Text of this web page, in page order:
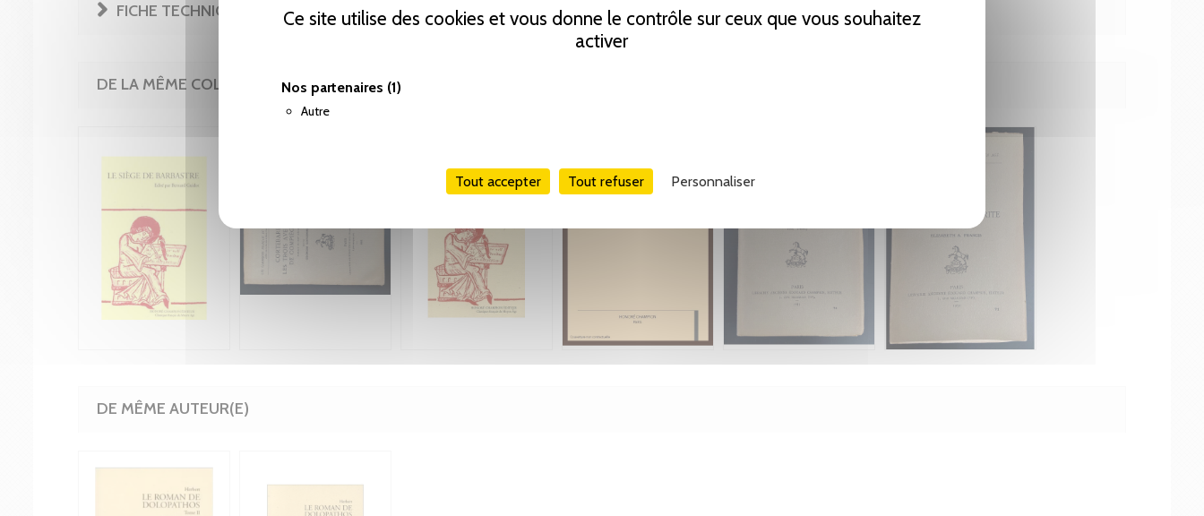
Ce site utilise des cookies et vous donne le contrôle sur ceux que vous souhaitez
activer
Nos partenaires (1)
Autre
Tout accepter Tout refuser Personnaliser
FICHE TECHNIQUE
DE LA MÊME COLLECTION
DE MÊME AUTEUR(E)